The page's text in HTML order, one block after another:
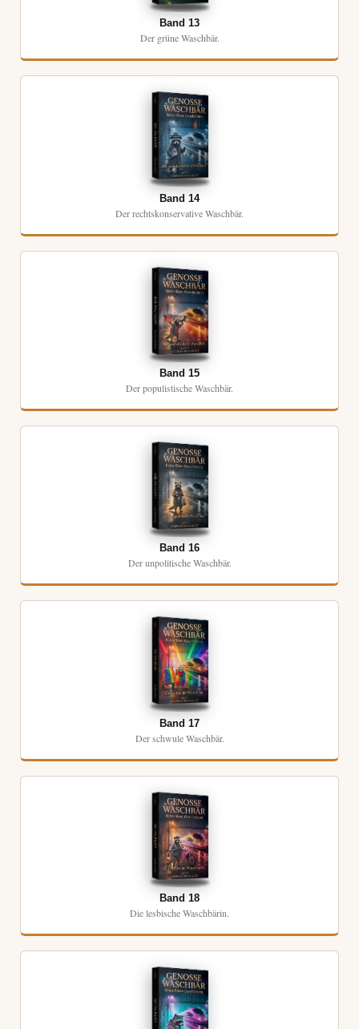
Band 13
Der grüne Waschbär.
Band 14
Der rechtskonservative Waschbär.
Band 15
Der populistische Waschbär.
Band 16
Der unpolitische Waschbär.
Band 17
Der schwule Waschbär.
Band 18
Die lesbische Waschbärin.